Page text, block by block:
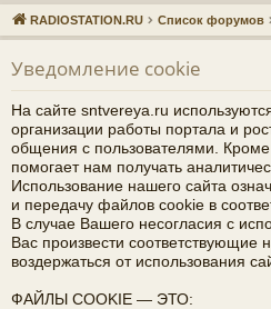
ы
лк
и
ум
ы
RADIOSTATION.RU Список форумов
Уведомление cookie
На сайте sntvereya.ru
организации работы портала и
общения с пользователями. Кроме
помогает нам получать
Использование нашего сайта
и передачу файлов cookie в
В случае Вашего несогласия с
Вас произвести соответствующие
воздержаться от использования
ФАЙЛЫ COOKIE — ЭТО: